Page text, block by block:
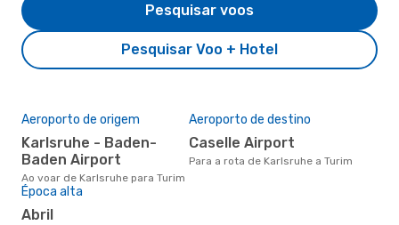
Pesquisar Voo + Hotel
Pesquisar voos
Aeroporto de origem
Karlsruhe - Baden-
Baden Airport
Ao voar de Karlsruhe para Turim
Aeroporto de destino
Caselle Airport
Para a rota de Karlsruhe a Turim
Época alta
abril